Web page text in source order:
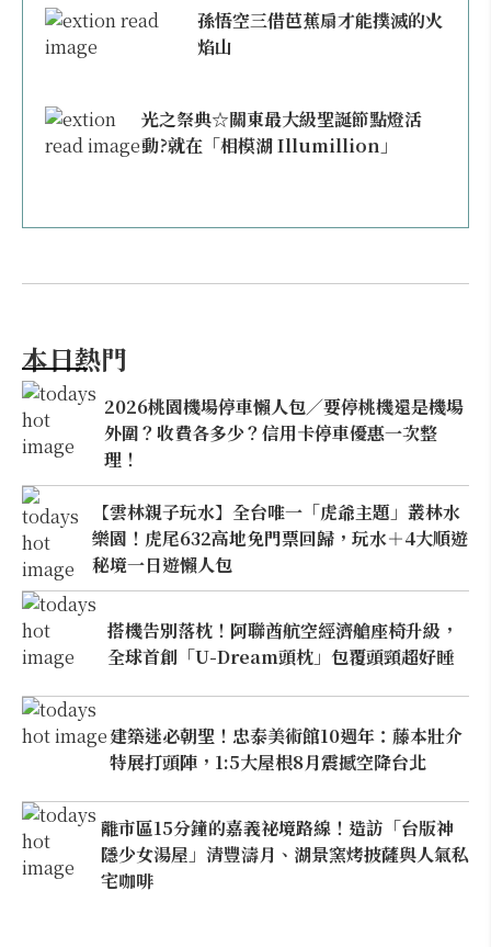
孫悟空三借芭蕉扇才能撲滅的火
焰山
光之祭典☆關東最大級聖誕節點燈活
動?就在「相模湖 Illumillion」
本日熱門
2026桃園機場停車懶人包／要停桃機還是機場
外圍？收費各多少？信用卡停車優惠一次整
理！
【雲林親子玩水】全台唯一「虎爺主題」叢林水
樂園！虎尾632高地免門票回歸，玩水＋4大順遊
秘境一日遊懶人包
搭機告別落枕！阿聯酋航空經濟艙座椅升級，
全球首創「U-Dream頭枕」包覆頭頸超好睡
建築迷必朝聖！忠泰美術館10週年：藤本壯介
特展打頭陣，1:5大屋根8月震撼空降台北
離市區15分鐘的嘉義祕境路線！造訪「台版神
隱少女湯屋」清豐濤月、湖景窯烤披薩與人氣私
宅咖啡